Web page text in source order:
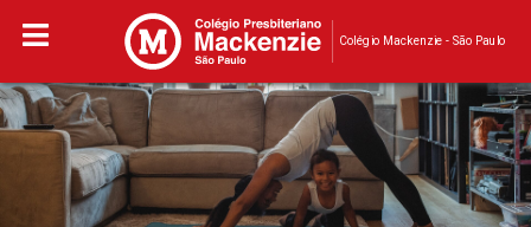
Colégio Mackenzie - São Paulo